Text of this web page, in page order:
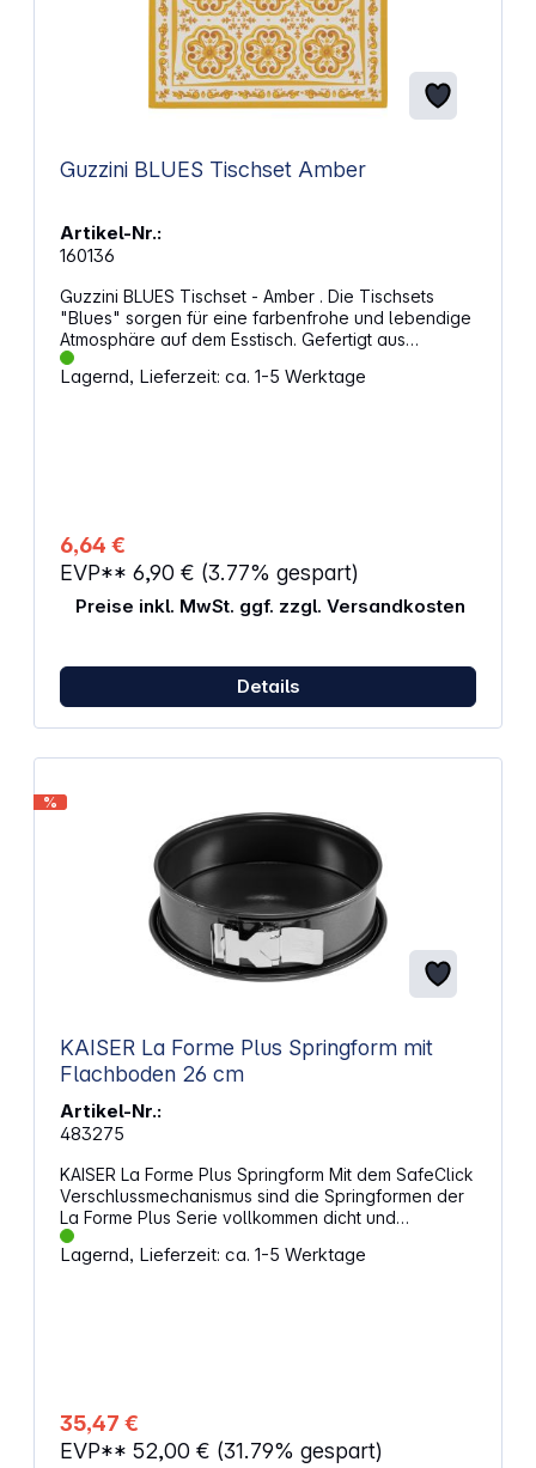
Guzzini BLUES Tischset Amber
Artikel-Nr.:
160136
Guzzini BLUES Tischset - Amber . Die Tischsets
"Blues" sorgen für eine farbenfrohe und lebendige
Atmosphäre auf dem Esstisch. Gefertigt aus
hochwertigem, dickem Kunstleder überzeugen sie
durch ihre pflegeleichte Oberfläche, die
Oberfläche, die Flüssigkeiten abweist Funktional
und strapazierfähig Ideal für den täglichen
Gebrauch Farbe: Orange Abmessungen (H x B x T):
33 x 44 x 0,18 cm
Lagernd, Lieferzeit: ca. 1-5 Werktage
6,64 €
EVP** 6,90 € (3.77% gespart)
Preise inkl. MwSt. ggf. zzgl. Versandkosten
Details
%
KAISER La Forme Plus Springform mit
Flachboden 26 cm
Artikel-Nr.:
483275
KAISER La Forme Plus Springform Mit dem SafeClick
Verschlussmechanismus sind die Springformen der
La Forme Plus Serie vollkommen dicht und
zuverlässig. Dank der optimalen großen und
ergonomischen Grifffläche lässt sich die Backform
Flachboden mit einem Antihaftbeschichtetem Stahl-
Ring schnittfester überzogener Stahl-Boden
auslaufsicher durch SafeClick Mechanismus
Lagernd, Lieferzeit: ca. 1-5 Werktage
35,47 €
EVP** 52,00 € (31.79% gespart)